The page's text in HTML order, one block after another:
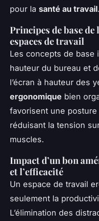
pour la santé au travail.
Principes de base
espaces de travail
Les concepts de base
hauteur du bureau et
l’écran à hauteur des
ergonomique bien
favorisent une
réduisant la tension
muscles.
Impact d’un bon
et l’efficacité
Un espace de travail
seulement la
L’élimination des